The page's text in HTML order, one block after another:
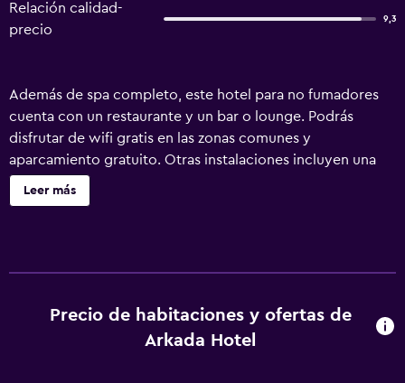
Relación calidad-
precio
9,3
Además de spa completo, este hotel para no fumadores
cuenta con un restaurante y un bar o lounge. Podrás
disfrutar de wifi gratis en las zonas comunes y
aparcamiento gratuito. Otras instalaciones incluyen una
sauna, una zona para conferencias y lavandería. Arkada
Hotel ofrece 32 alojamientos con caja fuerte y cafetera y
para las personas de negocios incluyen escritorio y
teléfono. Se ofrece servicio de limpieza todos los días. Los
Leer más
Precio de habitaciones y ofertas de
Arkada Hotel